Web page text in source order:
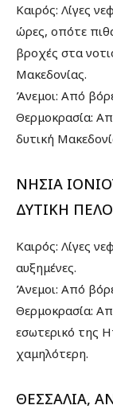
Καιρός: Λίγες
ώρες, οπότε
βροχές στα
Μακεδονίας.
Άνεμοι: Από
Θερμοκρασία:
δυτική
ΝΗΣΙΑ
ΔΥΤΙΚΗ
Καιρός: Λίγες
αυξημένες.
Άνεμοι: Από
Θερμοκρασία:
εσωτερικό της
χαμηλότερη.
ΘΕΣΣΑΛΙΑ,